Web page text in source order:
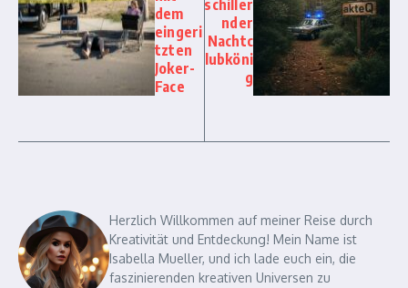
dem
eingeri
tzten
Joker-
Face
schiller
nder
Nachtc
lubköni
g
Herzlich Willkommen auf meiner Reise durch
Kreativität und Entdeckung! Mein Name ist
Isabella Mueller, und ich lade euch ein, die
faszinierenden kreativen Universen zu